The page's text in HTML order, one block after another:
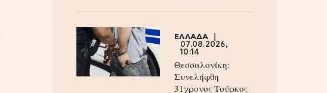
ΕΛΛΑΔΑ
07.08.2026,
10:14
Θεσσαλονίκη:
Συνελήφθη
31χρονος Τούρκος